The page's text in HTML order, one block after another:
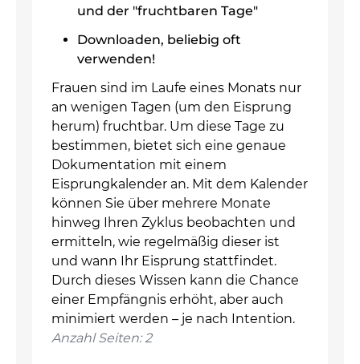
und der "fruchtbaren Tage"
Downloaden, beliebig oft
verwenden!
Frauen sind im Laufe eines Monats nur
an wenigen Tagen (um den Eisprung
herum) fruchtbar. Um diese Tage zu
bestimmen, bietet sich eine genaue
Dokumentation mit einem
Eisprungkalender an. Mit dem Kalender
können Sie über mehrere Monate
hinweg Ihren Zyklus beobachten und
ermitteln, wie regelmäßig dieser ist
und wann Ihr Eisprung stattfindet.
Durch dieses Wissen kann die Chance
einer Empfängnis erhöht, aber auch
minimiert werden – je nach Intention.
Anzahl Seiten: 2